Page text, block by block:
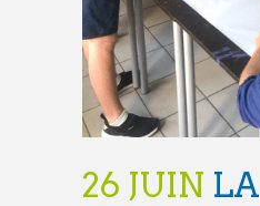
26 JUIN LA